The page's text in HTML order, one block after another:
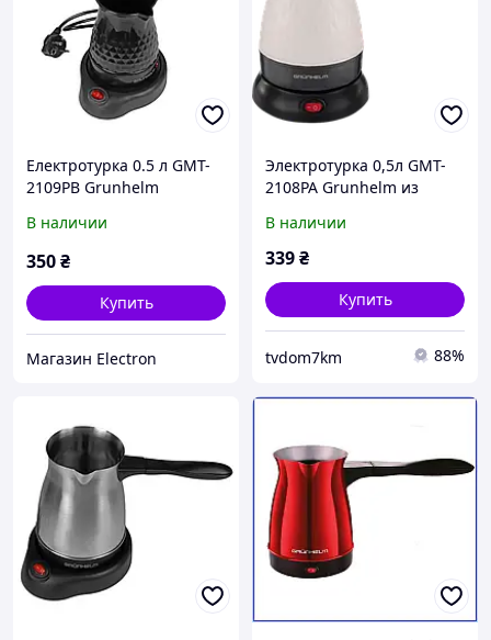
Електротурка 0.5 л GMT-
2109PB Grunhelm
В наличии
350₴
Купить
Магазин Electron
Электротурка 0,5л GMT-
2108PA Grunhelm из
для молотого кофе 600 Вт
кнопочное управление
В наличии
339₴
Купить
tvdom7km 88%